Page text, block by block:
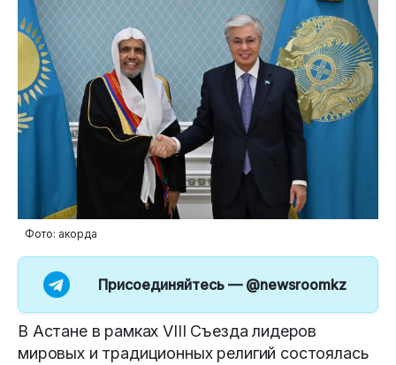
Фото: акорда
Присоединяйтесь — @newsroomkz
В Астане в рамках VIII Съезда лидеров
мировых и традиционных религий состоялась